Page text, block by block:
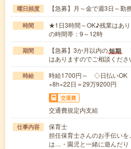
曜日頻度 【急募】月～金で週3日～勤
時間
★1日3時間～OK♪残業はあ
の時間帯：9～12
期間 【急募】3か月以内の短期
はありますのでご相談くださ
時給
時給1700円～ ◇日払いOK
×8h×22日＝29万9200円
交通費
交通費規定内支給
仕事内容
保育士
担任保育士さんのお手伝い
は…・園児と一緒に遊んだ